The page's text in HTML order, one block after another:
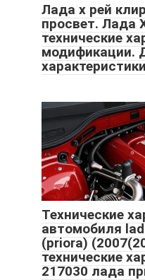
Лада х рей
просвет. Лада
технические
модификации.
Технические
автомобиля
(priora)
технические
217030 лада